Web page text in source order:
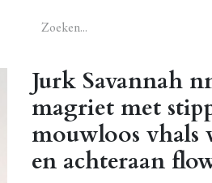
Jurk Savannah
magriet met
mouwloos vhals
en achteraan